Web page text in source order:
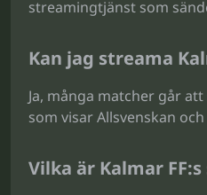
streamingtjänst som
Kan jag streama
Ja, många matcher går
som visar Allsvenskan
Vilka är Kalmar